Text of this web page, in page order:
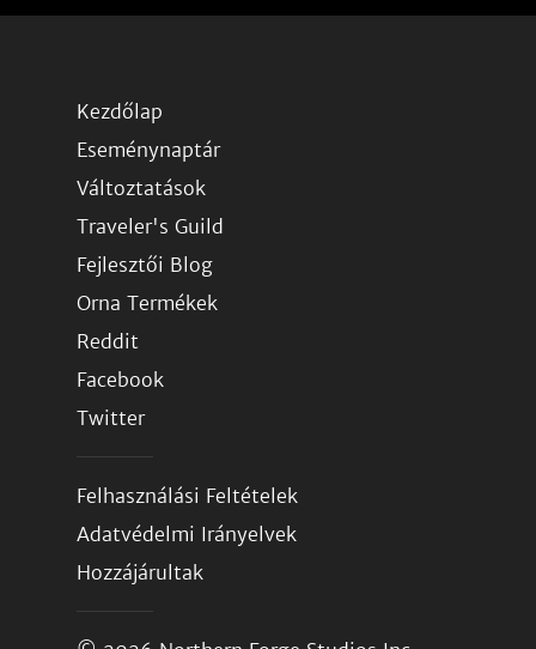
Kezdőlap
Eseménynaptár
Változtatások
Traveler's Guild
Fejlesztői Blog
Orna Termékek
Reddit
Facebook
Twitter
Felhasználási Feltételek
Adatvédelmi Irányelvek
Hozzájárultak